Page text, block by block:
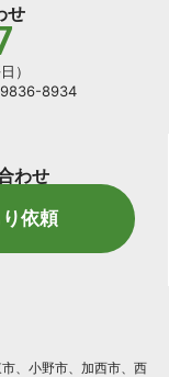
せ
）
8934
わせ
依頼
、小野市、加西市、西